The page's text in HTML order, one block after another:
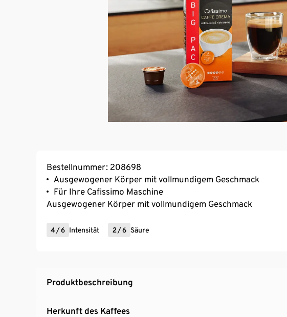
Bestellnummer: 208698
Ausgewogener Körper mit vollmundigem Geschmack
Für Ihre Cafissimo Maschine
Ausgewogener Körper mit vollmundigem Geschmack
4/6 Intensität 2 /6 Säure
Produktbeschreibung
Herkunft des Kaffees